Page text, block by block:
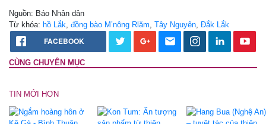
Nguồn: Báo Nhân dân
Từ khóa: hồ Lắk đồng bào M’nông Rlăm Tây Nguyên Đắk Lắk
FACEBOOK
CÙNG CHUYÊN MỤC
TIN MỚI HƠN